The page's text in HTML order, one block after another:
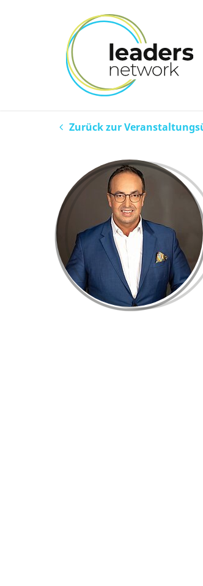
Zurück zur